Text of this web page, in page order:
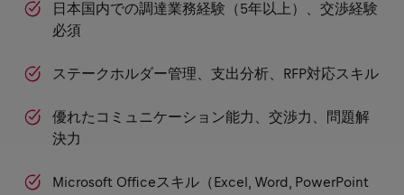
日本国内での調達業務経験（5年以上）、交渉経験
必須
ステークホルダー管理、支出分析、RFP対応スキル
優れたコミュニケーション能力、交渉力、問題解
決力
Microsoft Officeスキル（Excel, Word, PowerPoint